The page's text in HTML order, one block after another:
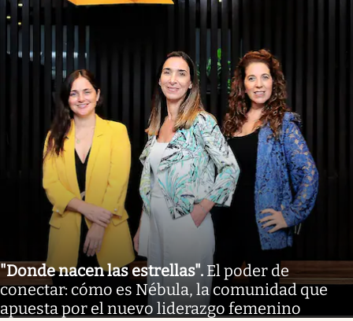
"Donde nacen las estrellas". El poder de
conectar: cómo es Nébula, la comunidad que
apuesta por el nuevo liderazgo femenino